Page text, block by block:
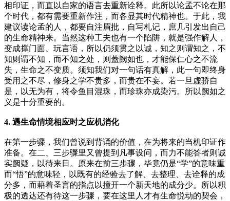
相印证，而直以自家的语言去重新诠释。此所以论孟不论在那
个时代，都有需要重新作注，而各显其时代精神也。于此，我
建议读论孟的人，都要自注眉批，自写札记，庶几引发出自己
的生命精神来。当然这种工夫也有一个陷阱，就是强作解人，
变成撑门面、玩言语，所以仍须贯之以诚，知之则谓知之，不
知则谓不知，而不知之处，则蓋阙如也，才能保仁心之不流
失，生命之不变质。须知我们对一句话有真解，此一句即终身
受用之不尽，修身之学不贵多，而贵在不妄。若一旦虚骄自
是，以无为有，将令鱼目混珠，而珍珠亦成染污。所以阙如之
义是十分重要的。
4. 遇生命情境相应时之应机消化
在第一步骤，我们曾说到背诵的价值，在为将来的当机印证作
准备。在二、三步骤里又曾提到凡事设问，而力不能答者则诚
实阙疑，以待来日。原来在前三步骤，毕竟仍是“学”的意味重
而“悟”的意味轻，以既有的经验去了解、去整理、去诠释的成
分多，而藉着圣言的指点以撞开一个新天地的成分少。所以积
极的透达还有待这一步骤，要在这里人才有生命悦动的契会，